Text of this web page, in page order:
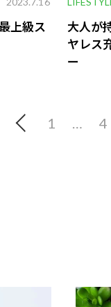
上級ス
大人が
ヤレス
ー
1 4